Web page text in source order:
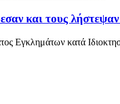
και τους
Εγκλημάτων κατά